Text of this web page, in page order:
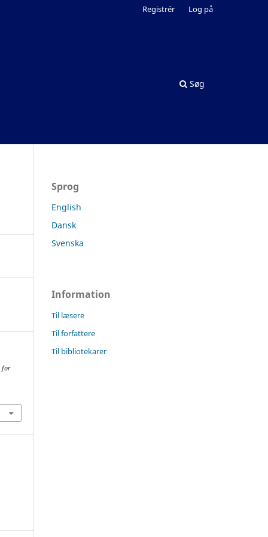
Søg
Registrér Log på
for
Sprog
English
Dansk
Svenska
Information
Til læsere
Til forfattere
Til bibliotekarer